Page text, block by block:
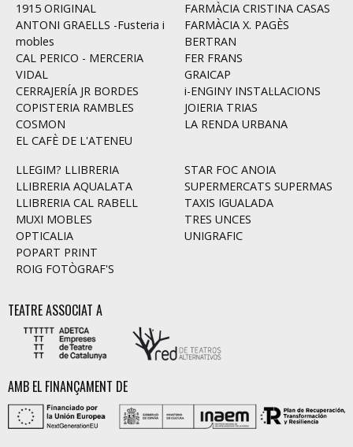
1915 ORIGINAL
ANTONI GRAELLS -Fusteria i
mobles
CAL PERICO - MERCERIA
VIDAL
CERRAJERÍA JR BORDES
COPISTERIA RAMBLES
COSMON
EL CAFÈ DE L'ATENEU
FARMÀCIA CRISTINA CASAS
FARMÀCIA X. PAGÈS
BERTRAN
FER FRANS
GRAICAP
i-ENGINY INSTAL·LACIONS
JOIERIA TRIAS
LA RENDA URBANA
LLEGIM? LLIBRERIA
LLIBRERIA AQUALATA
LLIBRERIA CAL RABELL
MUXI MOBLES
OPTICALIA
POPART PRINT
ROIG FOTÒGRAF'S
STAR FOC ANOIA
SUPERMERCATS SUPERMAS
TAXIS IGUALADA
TRES UNCES
UNIGRAFIC
TEATRE ASSOCIAT A
AMB EL FINANÇAMENT DE